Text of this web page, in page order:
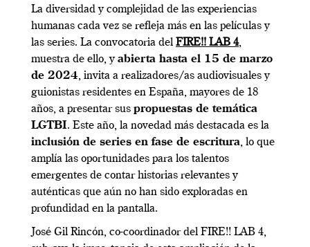
La diversidad y complejidad de las experiencias
humanas cada vez se refleja más en las películas y
las series. La convocatoria del FIRE!! LAB 4,
muestra de ello, yabierta hasta el 15 de marzo
de 2024, invita a realizadores/as audiovisuales y
guionistas residentes en España, mayores de 18
años, a presentar sus propuestas de temática
LGTBI. Este año, la novedad más destacada es la
inclusión de series en fase de escritura, lo que
amplía las oportunidades para los talentos
emergentes de contar historias relevantes y
auténticas que aún no han sido exploradas en
profundidad en la pantalla.
José Gil Rincón, co-coordinador del FIRE!! LAB 4,